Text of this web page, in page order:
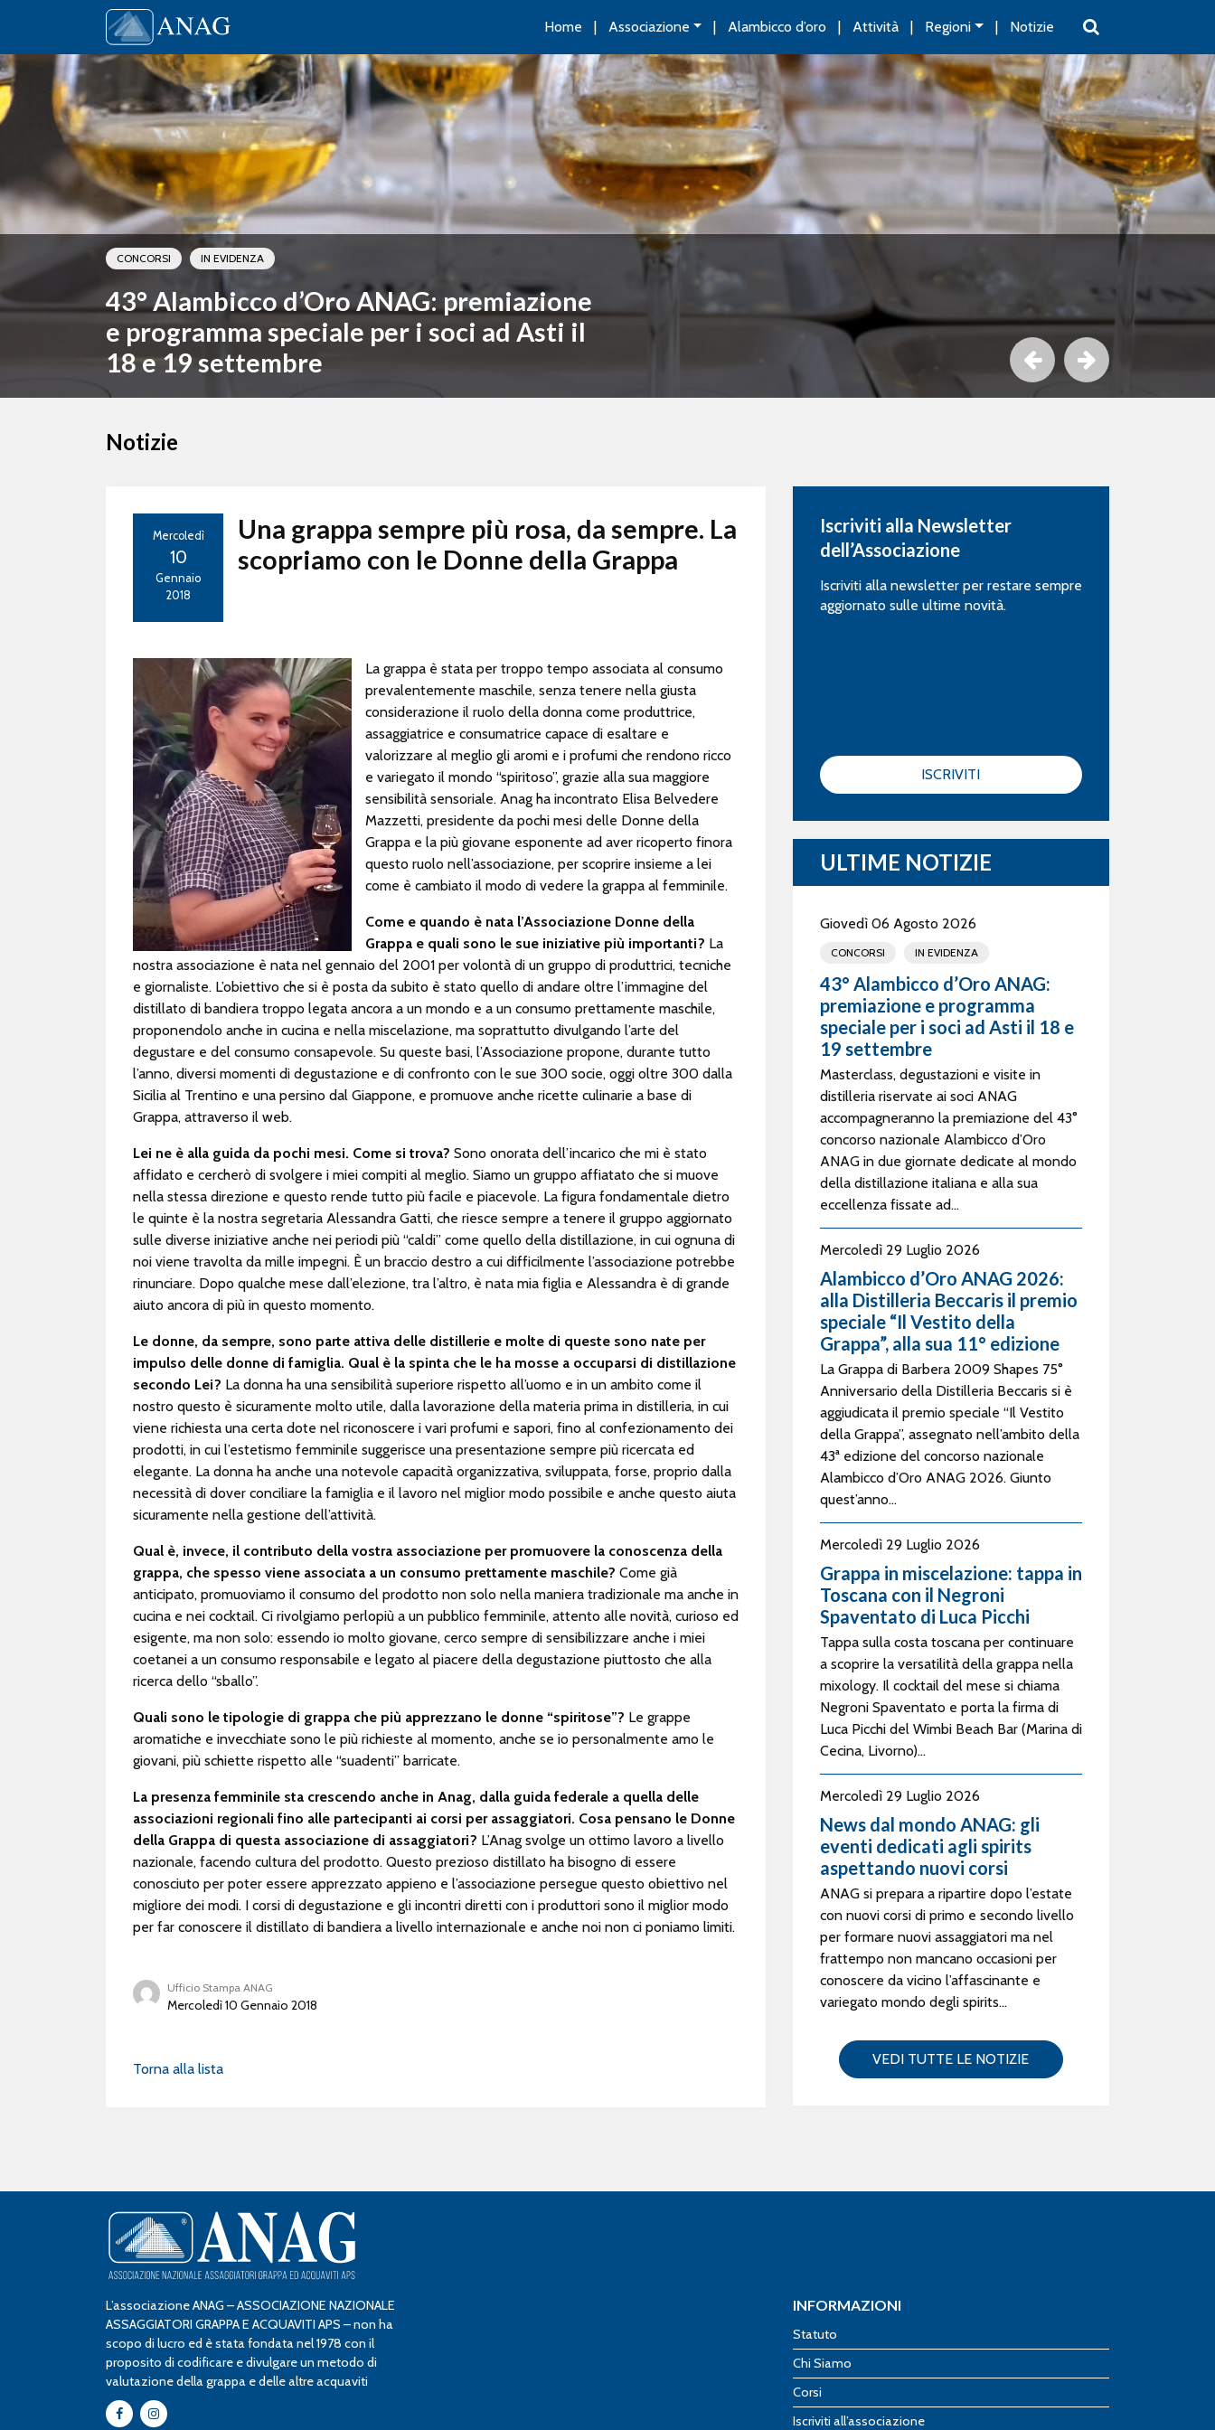
Main Navigation Home Associazione Alambicco d’oro Attività Regioni Notizie
CONCORSI IN EVIDENZA
43° Alambicco d’Oro ANAG: premiazione
e programma speciale per i soci ad Asti il
18 e 19 settembre
Notizie
Mercoledì
10
Gennaio
2018
Una grappa sempre più rosa, da sempre. La
scopriamo con le Donne della Grappa
La grappa è stata per troppo tempo associata al consumo
prevalentemente maschile, senza tenere nella giusta
considerazione il ruolo della donna come produttrice,
assaggiatrice e consumatrice capace di esaltare e
valorizzare al meglio gli aromi e i profumi che rendono ricco
e variegato il mondo “spiritoso”, grazie alla sua maggiore
sensibilità sensoriale. Anag ha incontrato Elisa Belvedere
Mazzetti, presidente da pochi mesi delle Donne della
Grappa e la più giovane esponente ad aver ricoperto finora
questo ruolo nell’associazione, per scoprire insieme a lei
come è cambiato il modo di vedere la grappa al femminile.
Come e quando è nata l’Associazione Donne della
Grappa e quali sono le sue iniziative più importanti? La
nostra associazione è nata nel gennaio del 2001 per volontà di un gruppo di produttrici, tecniche
e giornaliste. L’obiettivo che si è posta da subito è stato quello di andare oltre l’immagine del
distillato di bandiera troppo legata ancora a un mondo e a un consumo prettamente maschile,
proponendolo anche in cucina e nella miscelazione, ma soprattutto divulgando l’arte del
degustare e del consumo consapevole. Su queste basi, l’Associazione propone, durante tutto
l’anno, diversi momenti di degustazione e di confronto con le sue 300 socie, oggi oltre 300 dalla
Sicilia al Trentino e una persino dal Giappone, e promuove anche ricette culinarie a base di
Grappa, attraverso il web.
Lei ne è alla guida da pochi mesi. Come si trova? Sono onorata dell’incarico che mi è stato
affidato e cercherò di svolgere i miei compiti al meglio. Siamo un gruppo affiatato che si muove
nella stessa direzione e questo rende tutto più facile e piacevole. La figura fondamentale dietro
le quinte è la nostra segretaria Alessandra Gatti, che riesce sempre a tenere il gruppo aggiornato
sulle diverse iniziative anche nei periodi più “caldi” come quello della distillazione, in cui ognuna di
noi viene travolta da mille impegni. È un braccio destro a cui difficilmente l’associazione potrebbe
rinunciare. Dopo qualche mese dall’elezione, tra l’altro, è nata mia figlia e Alessandra è di grande
aiuto ancora di più in questo momento.
Le donne, da sempre, sono parte attiva delle distillerie e molte di queste sono nate per
impulso delle donne di famiglia. Qual è la spinta che le ha mosse a occuparsi di distillazione
secondo Lei? La donna ha una sensibilità superiore rispetto all’uomo e in un ambito come il
nostro questo è sicuramente molto utile, dalla lavorazione della materia prima in distilleria, in cui
viene richiesta una certa dote nel riconoscere i vari profumi e sapori, fino al confezionamento dei
prodotti, in cui l’estetismo femminile suggerisce una presentazione sempre più ricercata ed
elegante. La donna ha anche una notevole capacità organizzativa, sviluppata, forse, proprio dalla
necessità di dover conciliare la famiglia e il lavoro nel miglior modo possibile e anche questo aiuta
sicuramente nella gestione dell’attività.
Qual è, invece, il contributo della vostra associazione per promuovere la conoscenza della
grappa, che spesso viene associata a un consumo prettamente maschile? Come già
anticipato, promuoviamo il consumo del prodotto non solo nella maniera tradizionale ma anche in
cucina e nei cocktail. Ci rivolgiamo perlopiù a un pubblico femminile, attento alle novità, curioso ed
esigente, ma non solo: essendo io molto giovane, cerco sempre di sensibilizzare anche i miei
coetanei a un consumo responsabile e legato al piacere della degustazione piuttosto che alla
ricerca dello “sballo”.
Quali sono le tipologie di grappa che più apprezzano le donne “spiritose”? Le grappe
aromatiche e invecchiate sono le più richieste al momento, anche se io personalmente amo le
giovani, più schiette rispetto alle “suadenti” barricate.
La presenza femminile sta crescendo anche in Anag, dalla guida federale a quella delle
associazioni regionali fino alle partecipanti ai corsi per assaggiatori. Cosa pensano le Donne
della Grappa di questa associazione di assaggiatori? L’Anag svolge un ottimo lavoro a livello
nazionale, facendo cultura del prodotto. Questo prezioso distillato ha bisogno di essere
conosciuto per poter essere apprezzato appieno e l’associazione persegue questo obiettivo nel
migliore dei modi. I corsi di degustazione e gli incontri diretti con i produttori sono il miglior modo
per far conoscere il distillato di bandiera a livello internazionale e anche noi non ci poniamo limiti.
Ufficio Stampa ANAG
Mercoledì 10 Gennaio 2018
Torna alla lista
Iscriviti alla Newsletter
dell’Associazione
Iscriviti alla newsletter per restare sempre
aggiornato sulle ultime novità.
ISCRIVITI
ULTIME NOTIZIE
Giovedì 06 Agosto 2026
CONCORSI IN EVIDENZA
43° Alambicco d’Oro ANAG:
premiazione e programma
speciale per i soci ad Asti il 18 e
19 settembre
Masterclass, degustazioni e visite in
distilleria riservate ai soci ANAG
accompagneranno la premiazione del 43°
concorso nazionale Alambicco d’Oro
ANAG in due giornate dedicate al mondo
della distillazione italiana e alla sua
eccellenza fissate ad...
Mercoledì 29 Luglio 2026
Alambicco d’Oro ANAG 2026:
alla Distilleria Beccaris il premio
speciale “Il Vestito della
Grappa”, alla sua 11° edizione
La Grappa di Barbera 2009 Shapes 75°
Anniversario della Distilleria Beccaris si è
aggiudicata il premio speciale “Il Vestito
della Grappa”, assegnato nell’ambito della
43ª edizione del concorso nazionale
Alambicco d’Oro ANAG 2026. Giunto
quest’anno...
Mercoledì 29 Luglio 2026
Grappa in miscelazione: tappa in
Toscana con il Negroni
Spaventato di Luca Picchi
Tappa sulla costa toscana per continuare
a scoprire la versatilità della grappa nella
mixology. Il cocktail del mese si chiama
Negroni Spaventato e porta la firma di
Luca Picchi del Wimbi Beach Bar (Marina di
Cecina, Livorno)...
Mercoledì 29 Luglio 2026
News dal mondo ANAG: gli
eventi dedicati agli spirits
aspettando nuovi corsi
ANAG si prepara a ripartire dopo l’estate
con nuovi corsi di primo e secondo livello
per formare nuovi assaggiatori ma nel
frattempo non mancano occasioni per
conoscere da vicino l’affascinante e
variegato mondo degli spirits...
VEDI TUTTE LE NOTIZIE
L’associazione ANAG – ASSOCIAZIONE NAZIONALE
ASSAGGIATORI GRAPPA E ACQUAVITI APS – non ha
scopo di lucro ed è stata fondata nel 1978 con il
proposito di codificare e divulgare un metodo di
valutazione della grappa e delle altre acquaviti
INFORMAZIONI
Statuto
Chi Siamo
Corsi
Iscriviti all’associazione